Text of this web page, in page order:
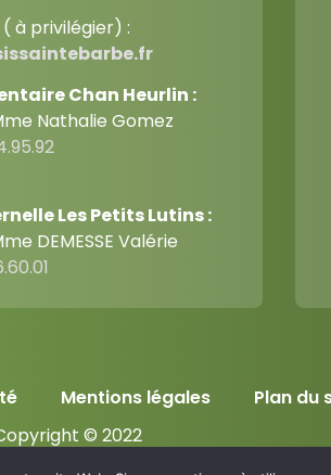
à privilégier) :
Chan Heurlin :
Nathalie Gomez
Les Petits Lutins :
DEMESSE Valérie
Mentions légales
Plan du
© 2022